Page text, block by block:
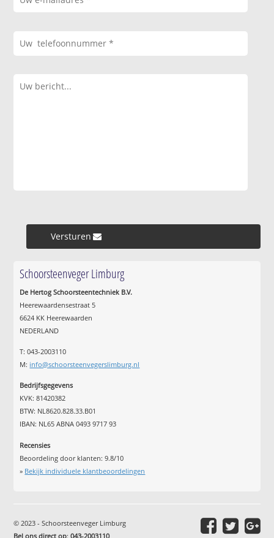
Versturen »
Schoorsteenveger Limburg
De Hertog Schoorsteentechniek B.V.
Heerewaardensestraat 5
6624 KK Heerewaarden
NEDERLAND
T: 043-2003110
M: info@schoorsteenvegerslimburg.nl
Bedrijfsgegevens
KVK: 81420382
BTW: NL8620.828.33.B01
IBAN: NL65 ABNA 0493 9717 93
Recensies
Beoordeling door klanten:9.8/10
» Bekijk individuele klantbeoordelingen
© 2023 - Schoorsteenveger Limburg
Bel ons direct op:043-2003110